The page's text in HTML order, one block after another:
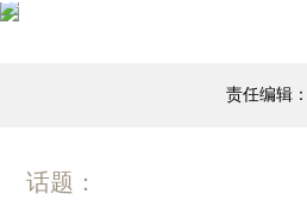
责任编辑
话题：